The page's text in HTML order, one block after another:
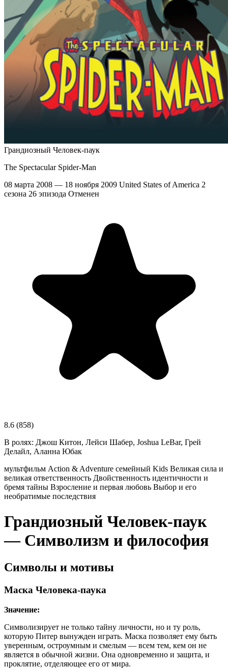
Грандиозный Человек-паук
The Spectacular Spider-Man
08 марта 2008 — 18 ноября 2009 United States of America 2
сезона 26 эпизода Отменен
8.6 (858)
В ролях: Джош Китон, Лейси Шабер, Joshua LeBar, Грей
Делайл, Аланна Юбак
мультфильм Action & Adventure семейный Kids Великая сила и
великая ответственность Двойственность идентичности и
бремя тайны Взросление и первая любовь Выбор и его
необратимые последствия
Грандиозный Человек-паук
— Символизм и философия
Символы и мотивы
Маска Человека-паука
Значение:
Символизирует не только тайну личности, но и ту роль,
которую Питер вынужден играть. Маска позволяет ему быть
уверенным, остроумным и смелым — всем тем, кем он не
является в обычной жизни. Она одновременно и защита, и
проклятие, отделяющее его от мира.